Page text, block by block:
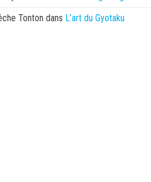
Tonton dans L’art du Gyotaku